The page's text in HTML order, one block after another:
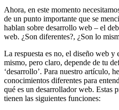
Ahora, en este momento
de un punto importante que se
hablan sobre desarrollo web – el
web. ¿Son diferentes?, ¿Son lo
La respuesta es no, el diseño web
mismo, pero claro, depende de tu
‘desarrollo’. Para nuestro artículo,
conocimientos diferentes para
qué es un desarrollador web. Estas
tienen las siguientes funciones: